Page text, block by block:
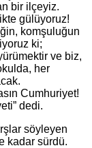
bir ilçeyiz.
gülüyoruz!
komşuluğun
ki;
ve biz,
her
Cumhuriyet!
dedi.
söyleyen
kadar sürdü.